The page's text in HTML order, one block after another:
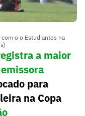
o o Estudiantes na
a maior
para
na Copa